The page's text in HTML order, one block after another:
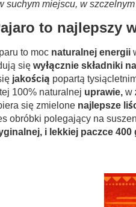
suchym miejscu, w
to najlepszy
to moc naturalnej energii
się wyłącznie składniki
jakością popartą
100% naturalnej uprawie, w
się zmielone najlepsze
obróbki polegający na
i lekkiej paczce